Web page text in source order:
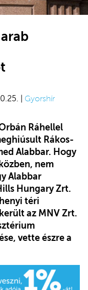
| Gyorshír
Ráhellel
Rákos-
Alabbar. Hogy
nem
Alabbar
Hungary Zrt.
téri
az MNV Zrt.
vette észre a